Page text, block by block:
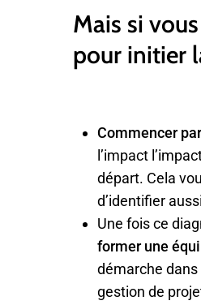
Mais si
pour initier
Commencer
l’impact
départ. Cela
d’identifier
Une fois ce
former une
démarche
gestion de